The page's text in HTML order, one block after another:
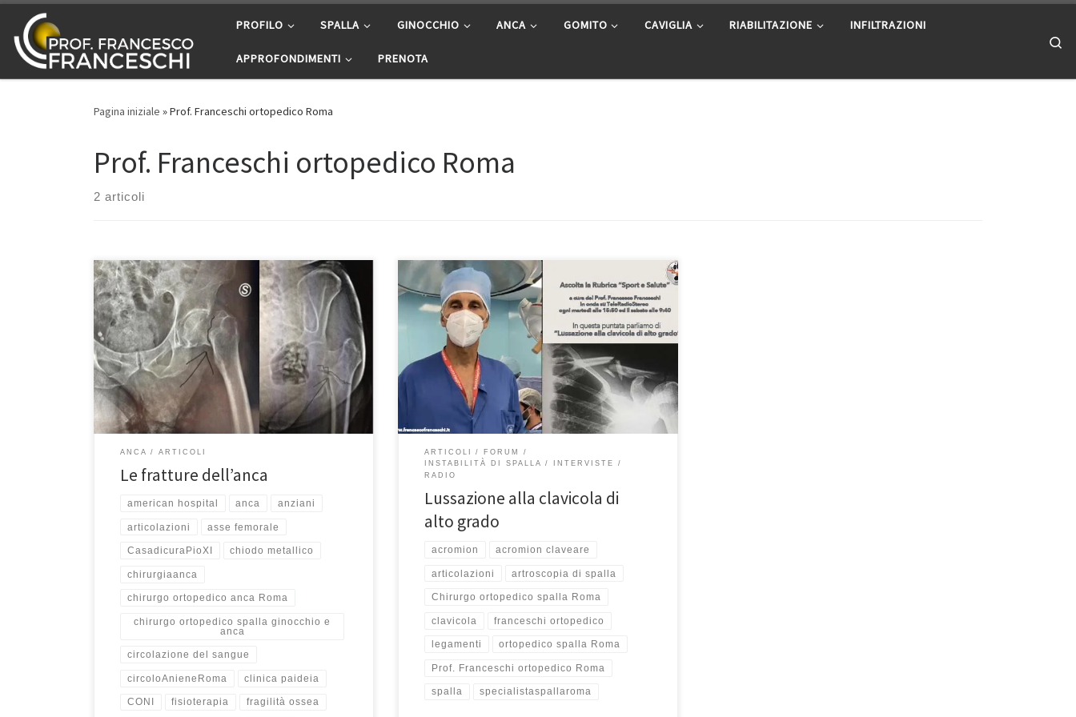
Passa al contenuto PROFILO SPALLA GINOCCHIO ANCA GOMITO CAVIGLIA RIABILITAZIONE INFILTRAZIONI
APPROFONDIMENTI PRENOTA
Pagina iniziale »Prof. Franceschi ortopedico Roma
Prof. Franceschi ortopedico Roma
2 articoli
Le fratture dell’anca Prof. Francesco Franceschi
chirurgo ortopedico anca a Roma. Sfortunatamente
sono una delle cause più frequenti di ricovero nei
nostri pronto soccorsi, spesso le persone anziane che
hanno problemi di equilibrio, instabilità o di vista
possono inciampare su un tappeto o contro un
mobiletto basso e cadere per […]
ANCA ARTICOLI
Le fratture dell’anca
american hospital anca anziani
articolazioni asse femorale
CasadicuraPioXI chiodo metallico
chirurgiaanca
chirurgo ortopedico anca Roma
chirurgo ortopedico spalla ginocchio e
anca
circolazione del sangue
circoloAnieneRoma clinica paideia
CONI fisioterapia fragilità ossea
Lussazione alla clavicola di alto grado – Intervista al
Prof. Francesco Franceschi Chirurgo Ortopedico spalla
a Roma rubrica “Sport e Salute” del 30/11/2021 in
onda su Teleradiostereo 92,7 ogni martedì alle 15:50
ed il sabato alle 9:40. In questa puntata: la lussazione
alla clavicola di alto grado. Potete riascoltare la […]
ARTICOLI
FORUM
INSTABILITÀ DI SPALLA
INTERVISTE
RADIO
Lussazione alla clavicola di
alto grado
acromion acromion claveare
articolazioni artroscopia di spalla
Chirurgo ortopedico spalla Roma
clavicola franceschi ortopedico
legamenti ortopedico spalla Roma
Prof. Franceschi ortopedico Roma
spalla specialistaspallaroma